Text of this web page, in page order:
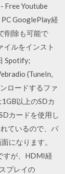
Free Youtube
GooglePlay経
削除も可能で
イルをインスト
Spotify;
(TuneIn,
ロードするファ
以上のSDカ
カードを使用し
ているので、パ
になります。
すが、HDMI経
プレイの